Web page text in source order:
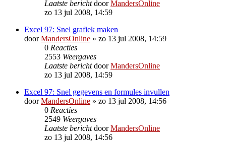
Laatste berichtdoorMandersOnline
zo 13 jul 2008, 14:59
Excel 97: Snel grafiek maken
doorMandersOnline » zo 13 jul 2008, 14:59
0 Reacties
2553 Weergaves
Laatste berichtdoorMandersOnline
zo 13 jul 2008, 14:59
Excel 97: Snel gegevens en formules invullen
doorMandersOnline » zo 13 jul 2008, 14:56
0 Reacties
2549 Weergaves
Laatste berichtdoorMandersOnline
zo 13 jul 2008, 14:56